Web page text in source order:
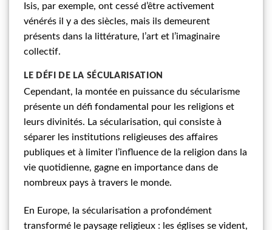
Isis, par exemple, ont cessé d’être activement
vénérés il y a des siècles, mais ils demeurent
présents dans la littérature, l’art et l’imaginaire
collectif.
LE DÉFI DE LA SÉCULARISATION
Cependant, la montée en puissance du sécularisme
présente un défi fondamental pour les religions et
leurs divinités. La sécularisation, qui consiste à
séparer les institutions religieuses des affaires
publiques et à limiter l’influence de la religion dans la
vie quotidienne, gagne en importance dans de
nombreux pays à travers le monde.
En Europe, la sécularisation a profondément
transformé le paysage religieux : les églises se vident,